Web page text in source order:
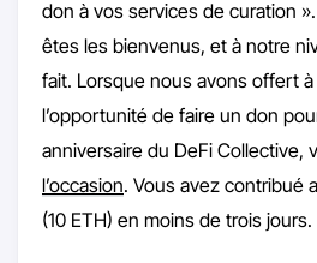
don à vos services de curation
êtes les bienvenus, et à notre
fait. Lorsque nous avons offert
l’opportunité de faire un don
anniversaire du DeFi Collective,
l’occasion. Vous avez contribué
(10 ETH) en moins de trois jours.